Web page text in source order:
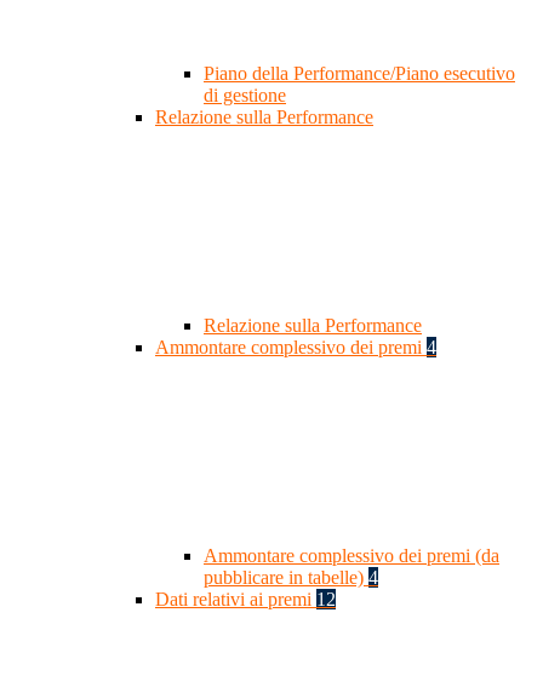
Piano della Performance/Piano esecutivo
di gestione
Relazione sulla Performance
Relazione sulla Performance
Ammontare complessivo dei premi 4
Ammontare complessivo dei premi (da
pubblicare in tabelle) 4
Dati relativi ai premi 12